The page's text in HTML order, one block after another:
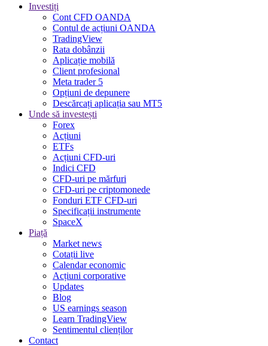
Investiți
Cont CFD OANDA
Contul de acțiuni OANDA
TradingView
Rata dobânzii
Aplicație mobilă
Client profesional
Meta trader 5
Opțiuni de depunere
Descărcați aplicația sau MT5
Unde să investești
Forex
Acțiuni
ETFs
Acțiuni CFD-uri
Indici CFD
CFD-uri pe mărfuri
CFD-uri pe criptomonede
Fonduri ETF CFD-uri
Specificații instrumente
SpaceX
Piață
Market news
Cotații live
Calendar economic
Acțiuni corporative
Updates
Blog
US earnings season
Learn TradingView
Sentimentul clienților
Contact